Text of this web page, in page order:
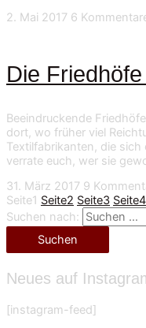
2. Mai 2017 6
Die
Beeindruckende
dort, wo früher viel
Textilfabrikanten, die sich
verrate euch, wer sie
31. März 2017 9
Seite1 Seite2 Seite3 Seite4
Suchen nach:
Neues auf
[instagram-feed]